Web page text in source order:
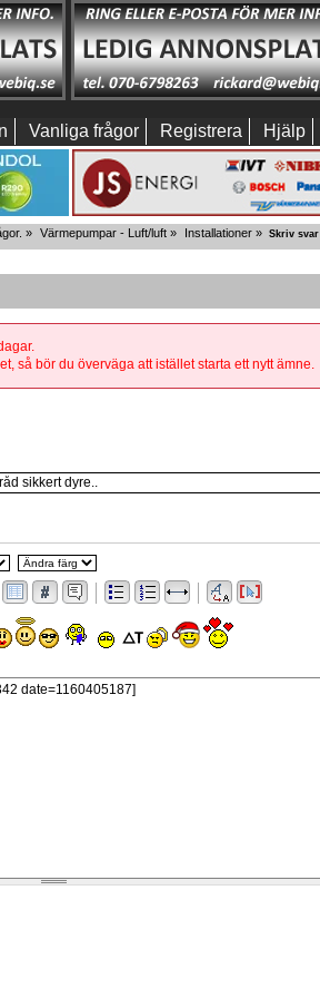
Vanliga frågor Registrera Hjälp
» Värmepumpar - Luft/luft» Installationer » Skriv svar
så bör du överväga att istället starta ett nytt ämne.